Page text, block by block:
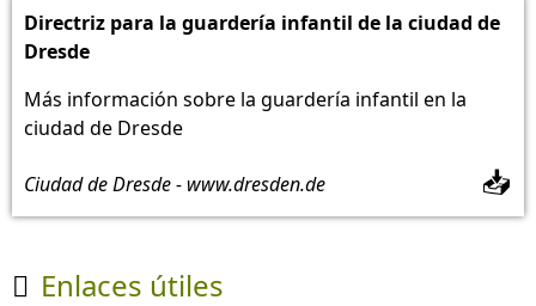
Directriz para la guardería infantil de la ciudad de
Dresde
Más información sobre la guardería infantil en la
ciudad de Dresde
Ciudad de Dresde - www.dresden.de 📥
 Enlaces útiles